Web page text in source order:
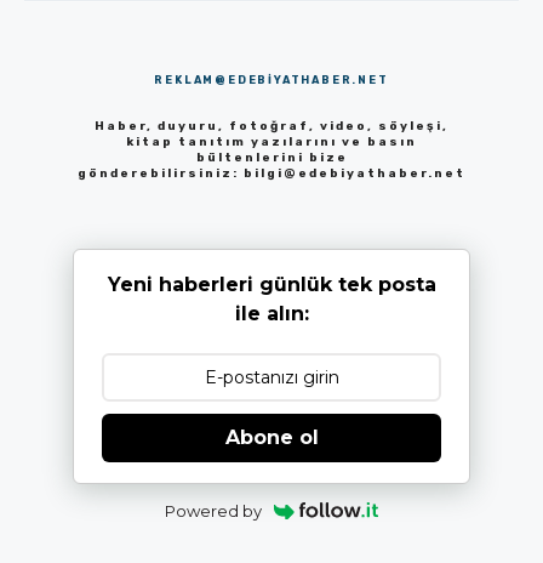
REKLAM@EDEBIYATHABER.NET
Haber, duyuru, fotoğraf, video, söyleşi,
kitap tanıtım yazılarını ve basın
bültenlerini bize
gönderebilirsiniz: bilgi@edebiyathaber.net
Yeni haberleri günlük tek posta
ile alın:
Abone ol
Powered by